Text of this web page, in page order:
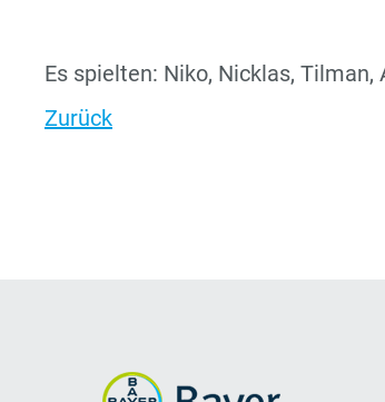
Es spielten: Niko, Nicklas, Tilman,
Zurück